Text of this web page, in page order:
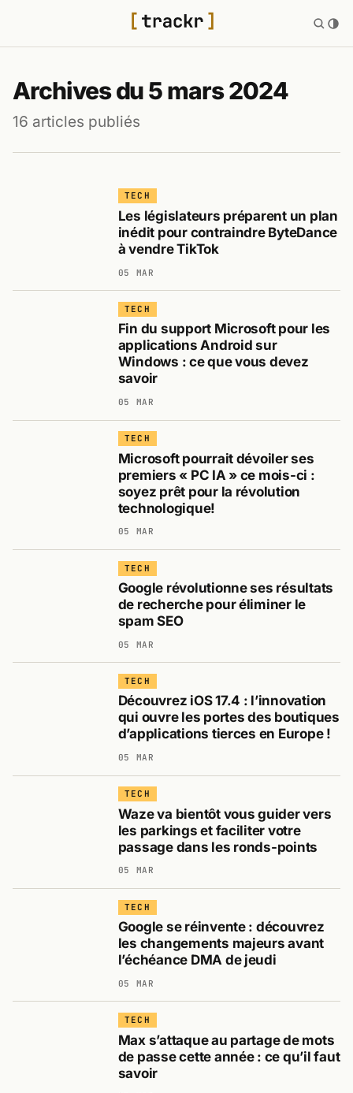
Archives du 5 mars 2024
16 articles publiés
TECH
Les législateurs préparent un plan
inédit pour contraindre ByteDance
à vendre TikTok
05 MAR
TECH
Fin du support Microsoft pour les
applications Android sur
Windows : ce que vous devez
savoir
05 MAR
TECH
Microsoft pourrait dévoiler ses
premiers « PC IA » ce mois-ci :
soyez prêt pour la révolution
technologique!
05 MAR
TECH
Google révolutionne ses résultats
de recherche pour éliminer le
spam SEO
05 MAR
TECH
Découvrez iOS 17.4 : l’innovation
qui ouvre les portes des boutiques
d’applications tierces en Europe !
05 MAR
TECH
Waze va bientôt vous guider vers
les parkings et faciliter votre
passage dans les ronds-points
05 MAR
TECH
Google se réinvente : découvrez
les changements majeurs avant
l’échéance DMA de jeudi
05 MAR
TECH
Max s’attaque au partage de mots
de passe cette année : ce qu’il faut
savoir